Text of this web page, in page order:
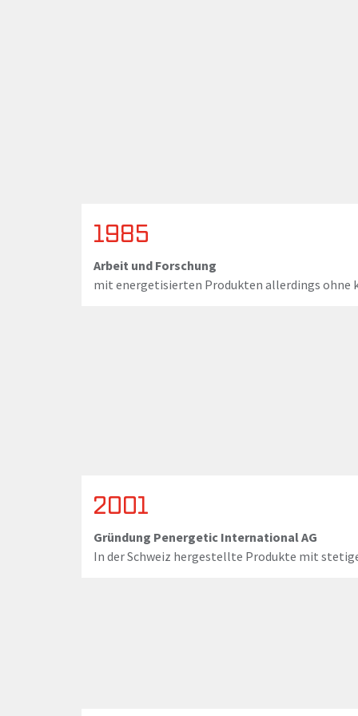
1985
Arbeit und Forschung
mit energetisierten Produkten allerdings ohne
2001
Gründung Penergetic International AG
In der Schweiz hergestellte Produkte mit